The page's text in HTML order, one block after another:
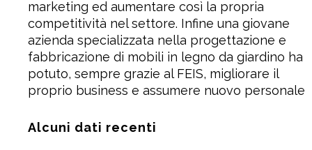
marketing ed aumentare così la propria
competitività nel settore. Infine una giovane
azienda specializzata nella progettazione e
fabbricazione di mobili in legno da giardino ha
potuto, sempre grazie al FEIS, migliorare il
proprio business e assumere nuovo personale
Alcuni dati recenti